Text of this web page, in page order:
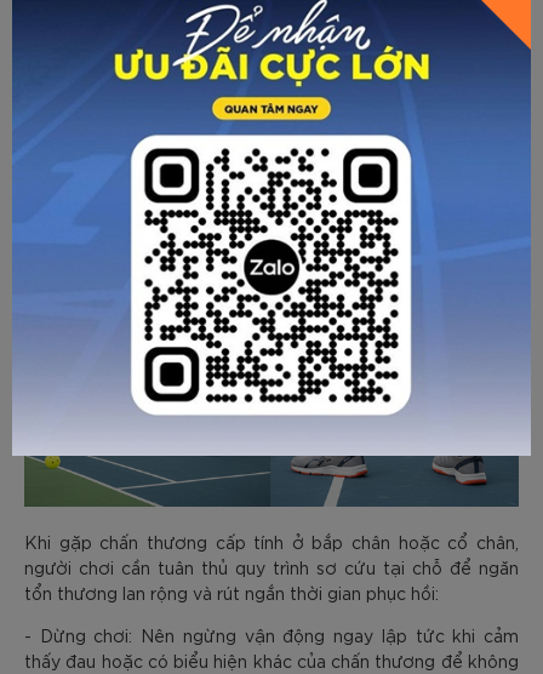
Để giảm thiểu nguy cơ bị chuột rút thì các bạn cần uống đủ
nước, bổ sung điện giải trong khi chơi, kéo giãn cơ đầy đủ
cả trước và sau khi tập, ngoài ra là duy trì chế độ ăn uống
Nên làm gì khi bị chấn thương bắp
chân, cổ chân?
Khi gặp chấn thương cấp tính ở bắp chân hoặc cổ chân,
người chơi cần tuân thủ quy trình sơ cứu tại chỗ để ngăn
tổn thương lan rộng và rút ngắn thời gian phục hồi:
- Dừng chơi: Nên ngừng vận động ngay lập tức khi cảm
thấy đau hoặc có biểu hiện khác của chấn thương để không